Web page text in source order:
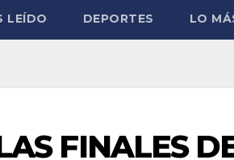
LEÍDO DEPORTES LO
FINALES